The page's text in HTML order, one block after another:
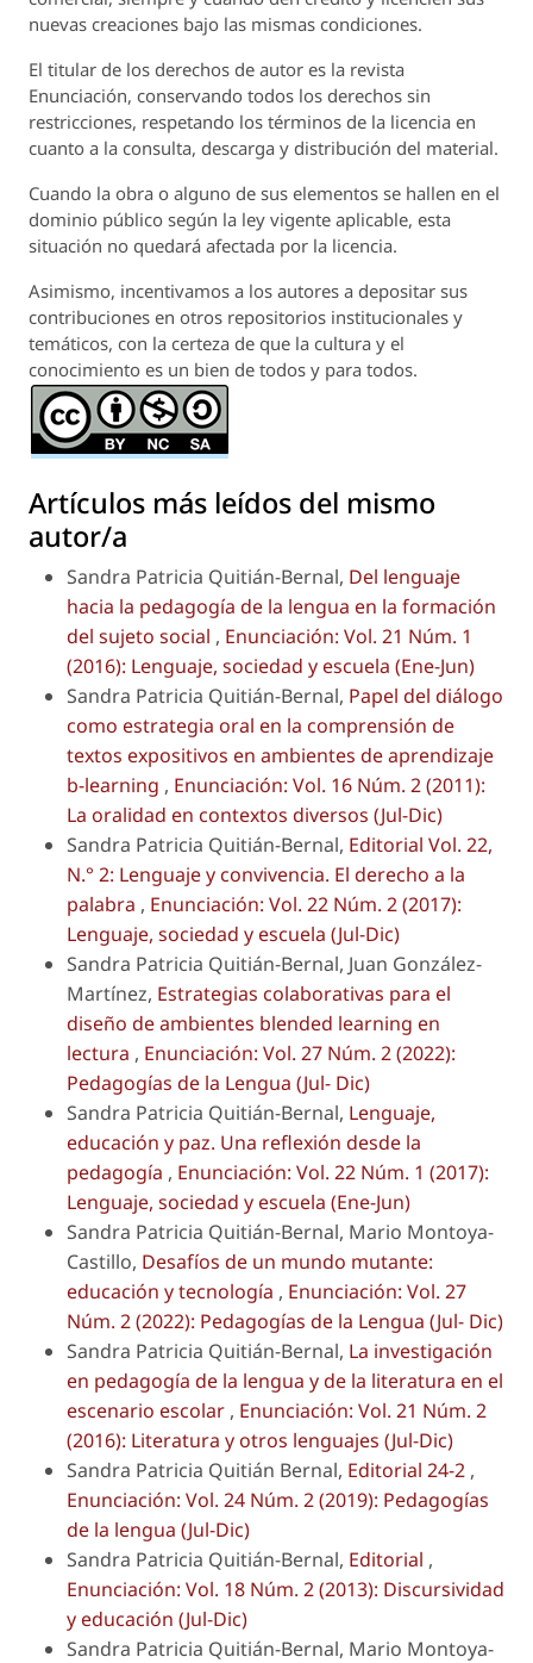
nuevas creaciones bajo las mismas condiciones.
El titular de los derechos de autor es la revista
Enunciación, conservando todos los derechos sin
restricciones, respetando los términos de la licencia en
cuanto a la consulta, descarga y distribución del material.
Cuando la obra o alguno de sus elementos se hallen en el
dominio público según la ley vigente aplicable, esta
situación no quedará afectada por la licencia.
Asimismo, incentivamos a los autores a depositar sus
contribuciones en otros repositorios institucionales y
temáticos, con la certeza de que la cultura y el
conocimiento es un bien de todos y para todos.
Artículos más leídos del mismo
autor/a
Sandra Patricia Quitián-Bernal, Del lenguaje
hacia la pedagogía de la lengua en la formación
del sujeto social , Enunciación: Vol. 21 Núm. 1
(2016): Lenguaje, sociedad y escuela (Ene-Jun)
Sandra Patricia Quitián-Bernal, Papel del diálogo
como estrategia oral en la comprensión de
textos expositivos en ambientes de aprendizaje
b-learning , Enunciación: Vol. 16 Núm. 2 (2011):
La oralidad en contextos diversos (Jul-Dic)
Sandra Patricia Quitián-Bernal, Editorial Vol. 22,
N.° 2: Lenguaje y convivencia. El derecho a la
palabra , Enunciación: Vol. 22 Núm. 2 (2017):
Lenguaje, sociedad y escuela (Jul-Dic)
Sandra Patricia Quitián-Bernal, Juan González-
Martínez, Estrategias colaborativas para el
diseño de ambientes blended learning en
lectura , Enunciación: Vol. 27 Núm. 2 (2022):
Pedagogías de la Lengua (Jul- Dic)
Sandra Patricia Quitián-Bernal, Lenguaje,
educación y paz. Una reflexión desde la
pedagogía , Enunciación: Vol. 22 Núm. 1 (2017):
Lenguaje, sociedad y escuela (Ene-Jun)
Sandra Patricia Quitián-Bernal, Mario Montoya-
Castillo, Desafíos de un mundo mutante:
educación y tecnología , Enunciación: Vol. 27
Núm. 2 (2022): Pedagogías de la Lengua (Jul- Dic)
Sandra Patricia Quitián-Bernal, La investigación
en pedagogía de la lengua y de la literatura en el
escenario escolar , Enunciación: Vol. 21 Núm. 2
(2016): Literatura y otros lenguajes (Jul-Dic)
Sandra Patricia Quitián Bernal, Editorial 24-2 ,
Enunciación: Vol. 24 Núm. 2 (2019): Pedagogías
de la lengua (Jul-Dic)
Sandra Patricia Quitián-Bernal, Editorial ,
Enunciación: Vol. 18 Núm. 2 (2013): Discursividad
y educación (Jul-Dic)
Sandra Patricia Quitián-Bernal, Mario Montoya-